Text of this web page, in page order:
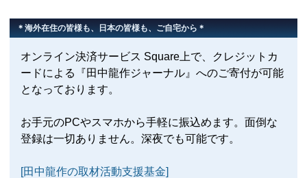
＊海外在住の皆様も、日本の皆様も、ご自宅から＊
オンライン決済サービス Square上で、クレジットカ
ードによる『田中龍作ジャーナル』へのご寄付が可能
となっております。
お手元のPCやスマホから手軽に振込めます。面倒な
登録は一切ありません。深夜でも可能です。
[田中龍作の取材活動支援基金]